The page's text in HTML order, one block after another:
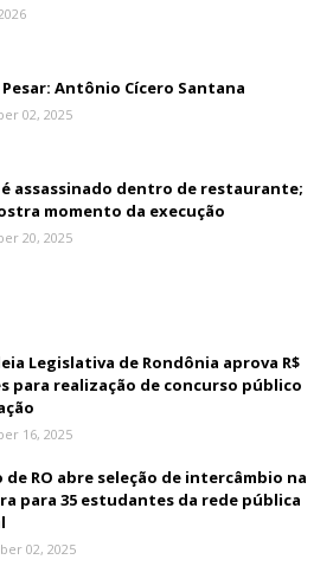
Antônio Cícero Santana
02, 2025
é assassinado dentro de restaurante;
momento da execução
20, 2025
Legislativa de Rondônia aprova R$
para realização de concurso público
16, 2025
de RO abre seleção de intercâmbio na
para 35 estudantes da rede pública
02, 2025